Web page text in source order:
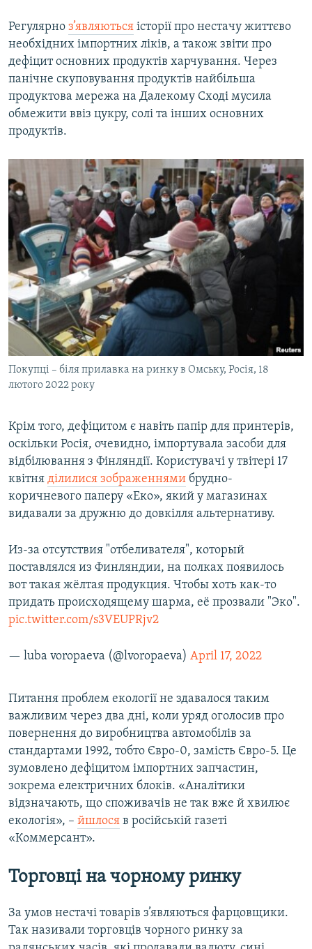
Регулярно з’являються історії про нестачу життєво
необхідних імпортних ліків, а також звіти про
дефіцит основних продуктів харчування. Через
панічне скуповування продуктів найбільша
продуктова мережа на Далекому Сході мусила
обмежити ввіз цукру, солі та інших основних
продуктів.
Покупці – біля прилавка на ринку в Омську, Росія, 18
лютого 2022 року
Крім того, дефіцитом є навіть папір для принтерів,
оскільки Росія, очевидно, імпортувала засоби для
відбілювання з Фінляндії. Користувачі у твітері 17
квітня ділилися зображеннями брудно-
коричневого паперу «Еко», який у магазинах
видавали за дружню до довкілля альтернативу.
Из-за отсутствия "отбеливателя", который
поставлялся из Финляндии, на полках появилось
вот такая жёлтая продукция. Чтобы хоть как-то
придать происходящему шарма, её прозвали "Эко".
pic.twitter.com/s3VEUPRjv2
— luba voropaeva (@lvoropaeva) April 17, 2022
Питання проблем екології не здавалося таким
важливим через два дні, коли уряд оголосив про
повернення до виробництва автомобілів за
стандартами 1992, тобто Євро-0, замість Євро-5. Це
зумовлено дефіцитом імпортних запчастин,
зокрема електричних блоків. «Аналітики
відзначають, що споживачів не так вже й хвилює
екологія», – йшлося в російській газеті
«Коммерсант».
Торговці на чорному ринку
За умов нестачі товарів з’являються фарцовщики.
Так називали торговців чорного ринку за